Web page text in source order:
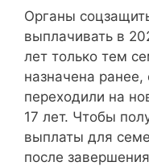
Органы
выплачивать в
лет только тем
назначена
переходили на
17 лет. Чтобы
выплаты для
после